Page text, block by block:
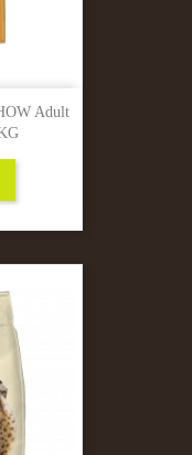
Adult